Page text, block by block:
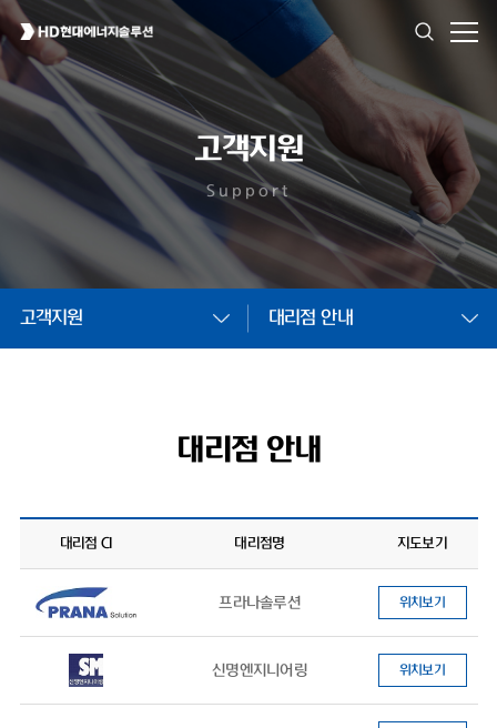
고객지원
Support
고객지원 대리점 안내
대리점 안내
대리점 CI 대리점명 지도보기
프라나솔루션 위치보기
신명엔지니어링 위치보기